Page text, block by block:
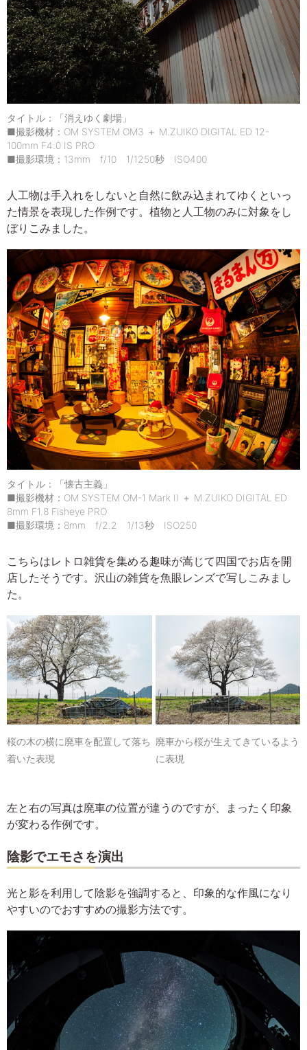
タイトル：「消えゆく劇場」
■撮影機材：OM SYSTEM OM3 ＋ M.ZUIKO DIGITAL ED 12-
100mm F4.0 IS PRO
■撮影環境：13mm f/10 1/1250秒 ISO400
人工物は手入れをしないと自然に飲み込まれてゆくといっ
た情景を表現した作例です。植物と人工物のみに対象をし
ぼりこみました。
タイトル：「懐古主義」
■撮影機材：OM SYSTEM OM-1 Mark II ＋ M.ZUIKO DIGITAL ED
8mm F1.8 Fisheye PRO
■撮影環境：8mm f/2.2 1/13秒 ISO250
こちらはレトロ雑貨を集める趣味が嵩じて四国でお店を開
店したそうです。沢山の雑貨を魚眼レンズで写しこみまし
た。
桜の木の横に廃車を配置して落ち
着いた表現
廃車から桜が生えてきているよう
に表現
左と右の写真は廃車の位置が違うのですが、まったく印象
が変わる作例です。
陰影でエモさを演出
光と影を利用して陰影を強調すると、印象的な作風になり
やすいのでおすすめの撮影方法です。